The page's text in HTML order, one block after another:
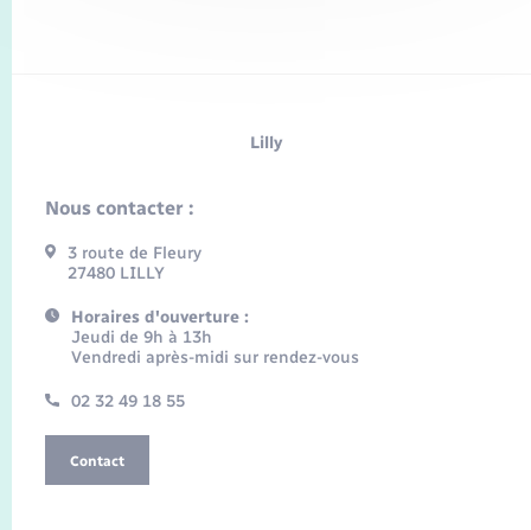
Lilly
Nous contacter :
3 route de Fleury
27480 LILLY
Horaires d'ouverture :
Jeudi de 9h à 13h
Vendredi après-midi sur rendez-vous
02 32 49 18 55
Contact